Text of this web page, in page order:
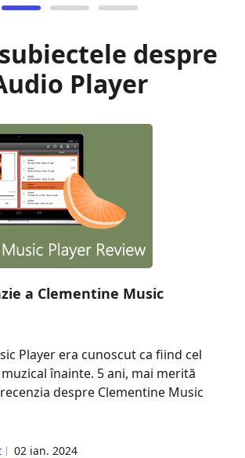
despre
Player
a Clementine Music
Player era cunoscut ca fiind cel
înainte. 5 ani, mai merită
despre Clementine Music
02 ian. 2024